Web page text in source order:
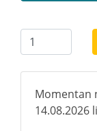
Momentan
14.08.2026